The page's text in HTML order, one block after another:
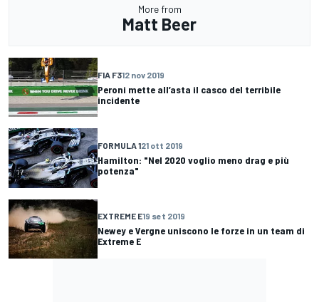
More from
Matt Beer
FIA F312 nov 2019
Peroni mette all’asta il casco del terribile
incidente
FORMULA 121 ott 2019
Hamilton: "Nel 2020 voglio meno drag e più
potenza"
EXTREME E19 set 2019
Newey e Vergne uniscono le forze in un team di
Extreme E